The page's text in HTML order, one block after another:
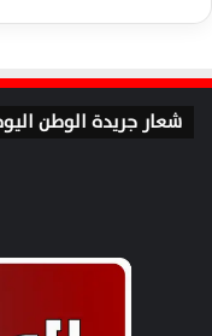
شعار جريدة الوطن